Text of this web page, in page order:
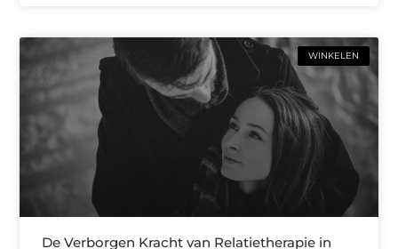
WINKELEN
De Verborgen Kracht van Relatietherapie in